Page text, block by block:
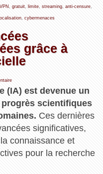
VPN , gratuit, limite, streaming, anti-censure,
localisation, cybermenaces
grâce à
(IA) est devenue un
scientifiques
Ces dernières
significatives,
connaissance et
pour la recherche